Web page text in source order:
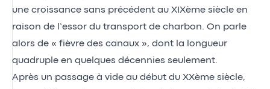
une croissance sans précédent au XIXème siècle en
raison de l’essor du transport de charbon. On parle
alors de « fièvre des canaux », dont la longueur
quadruple en quelques décennies seulement.
Après un passage à vide au début du XXème siècle,